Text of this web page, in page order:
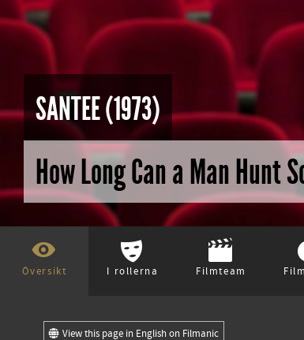
SANTEE (1973)
How Long Can a Man Hunt
Översikt I rollerna Filmteam
View this page in English on Filmanic